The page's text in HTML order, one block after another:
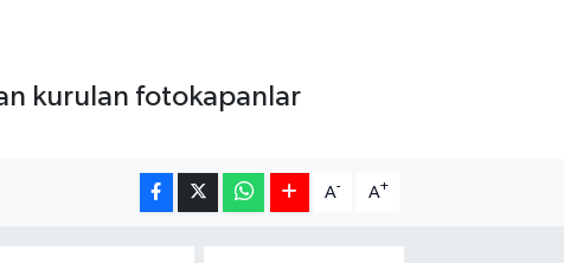
kurulan fotokapanlar
A- A+